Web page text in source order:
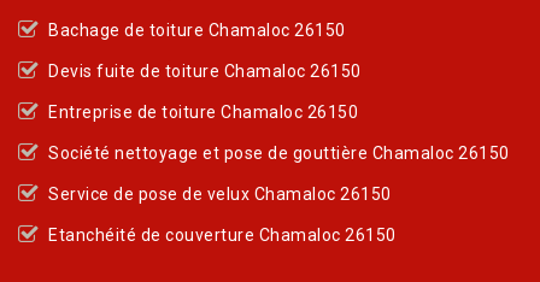
Bachage de toiture Chamaloc 26150
Devis fuite de toiture Chamaloc 26150
Entreprise de toiture Chamaloc 26150
Société nettoyage et pose de gouttière Chamaloc 26150
Service de pose de velux Chamaloc 26150
Etanchéité de couverture Chamaloc 26150